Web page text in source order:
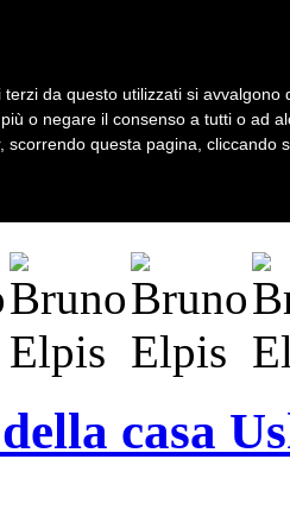
casa
da questo utilizzati si
o negare il consenso a tutti o ad
scorrendo questa pagina, cliccando